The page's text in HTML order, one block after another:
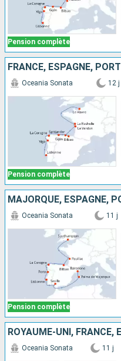
Pension complète
FRANCE, ESPAGNE,
Pension complète
Oceania Sonata 12 j
Pension complète
Oceania Sonata 11 j
Oceania Sonata 11 j